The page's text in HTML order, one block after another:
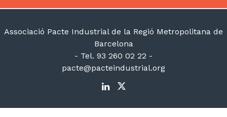
Associació Pacte Industrial de la Regió Metropolitana de
Barcelona
- Tel. 93 260 02 22 -
pacte@pacteindustrial.org